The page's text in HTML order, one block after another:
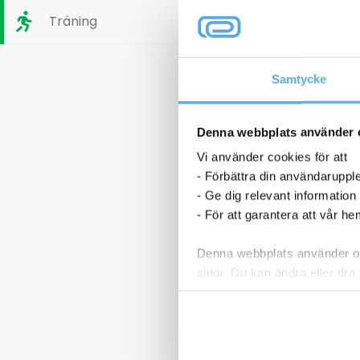
Samtycke
Denna webbplats använder
Vi använder cookies för att
- Förbättra din
- Ge dig relevant information
- För att garantera att vår
Denna webbplats använder
sidor. Du kan ändra eller
Träning
6444B001 cyan
Köp nu
I lager
Lasertoner
1
Lasertoner
Brother
3000sid
I